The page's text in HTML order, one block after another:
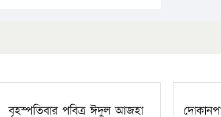
বৃহস্পতিবার পবিত্র ঈদুল আজহা